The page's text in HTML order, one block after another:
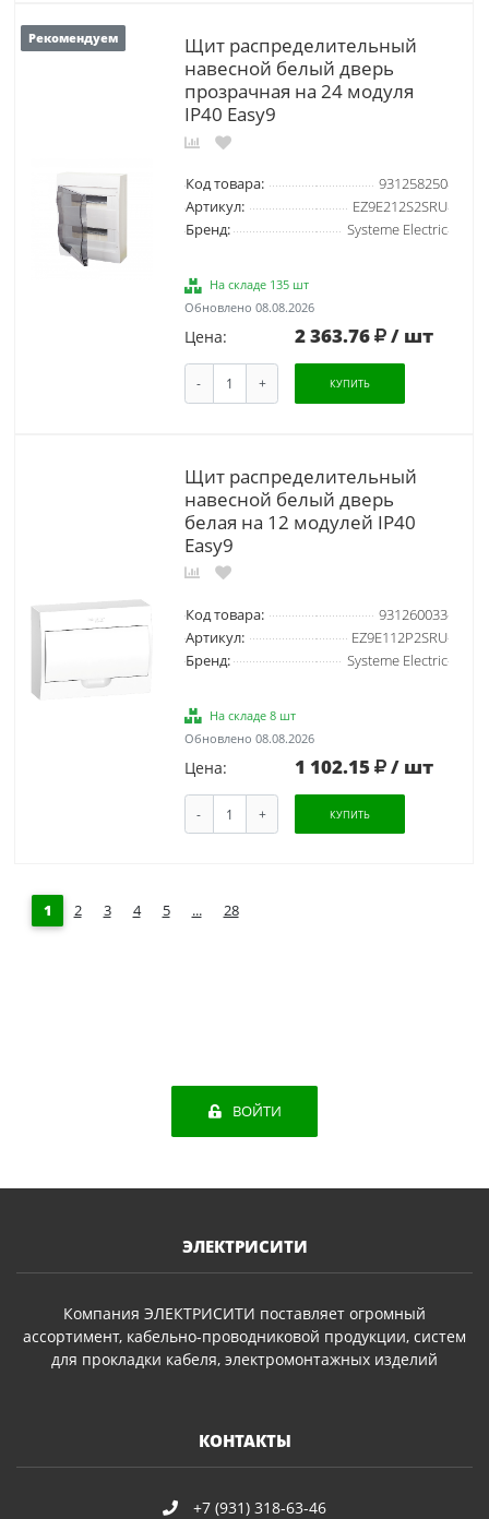
Рекомендуем
Щит распределительный
навесной белый дверь
прозрачная на 24 модуля
IP40 Easy9
Код товара:
931258250
Артикул:
EZ9E212S2SRU
Бренд:
Systeme Electric
На складе 135 шт
Обновлено 08.08.2026
Цена: 2 363.76 / шт
- + КУПИТЬ
Щит распределительный
навесной белый дверь
белая на 12 модулей IP40
Easy9
Код товара:
931260033
Артикул:
EZ9E112P2SRU
Бренд:
Systeme Electric
На складе 8 шт
Обновлено 08.08.2026
Цена: 1 102.15 / шт
- + КУПИТЬ
1 2 3 4 5 ... 28
ВОЙТИ
ЭЛЕКТРИСИТИ
Компания ЭЛЕКТРИСИТИ поставляет огромный
ассортимент, кабельно-проводниковой продукции, систем
для прокладки кабеля, электромонтажных изделий
КОНТАКТЫ
+7 (931) 318-63-46